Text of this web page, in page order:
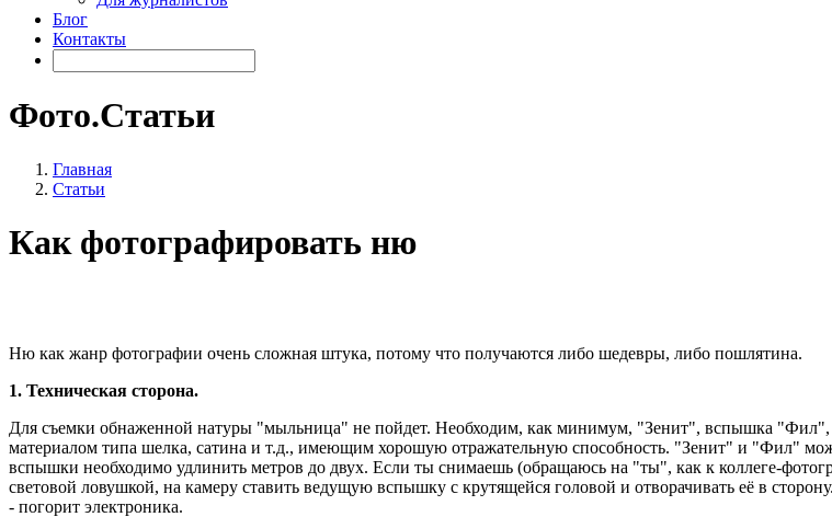
Блог
Контакты
Фото.Статьи
Главная
Статьи
Как фотографировать ню
Ню как жанр фотографии очень сложная штука, потому что получаются либо шедевры, либо пошлятина.
1. Техническая сторона.
Для съемки обнаженной натуры "мыльница" не пойдет. Необходим, как минимум, "Зенит", вспышка
материалом типа шелка, сатина и т.д., имеющим хорошую отражательную способность. "Зенит" и "Фил"
вспышки необходимо удлинить метров до двух. Если ты снимаешь (обращаюсь на "ты", как к коллеге-
световой ловушкой, на камеру ставить ведущую вспышку с крутящейся головой и отворачивать её в
- погорит электроника.